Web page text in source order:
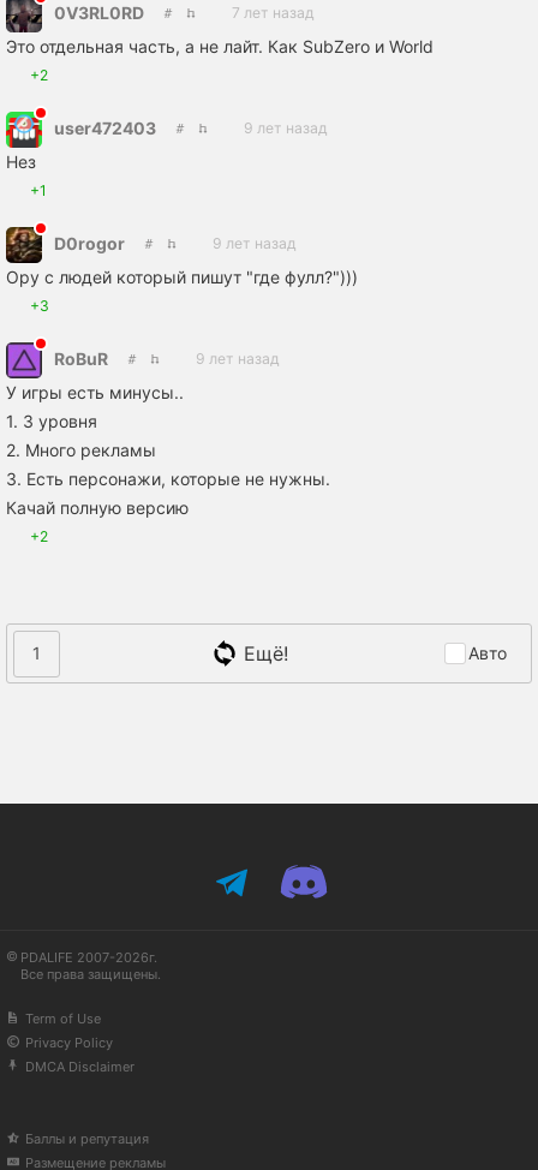
0V3RL0RD 7 лет назад
Это отдельная часть, а не лайт. Как SubZero и World
+2
user472403 9 лет назад
Нез
+1
D0rogor 9 лет назад
Ору с людей который пишут "где фулл?")))
+3
RoBuR 9 лет назад
У игры есть минусы..
1. 3 уровня
2. Много рекламы
3. Есть персонажи, которые не нужны.
Качай полную версию
+2
1 Ещё! Авто
PDALIFE 2007-2026г.
Все права защищены.
Term of Use
Privacy Policy
DMCA Disclaimer
Баллы и репутация
Размещение рекламы